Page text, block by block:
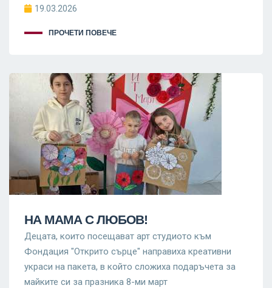
19.03.2026
ПРОЧЕТИ ПОВЕЧЕ
НА МАМА С ЛЮБОВ!
Децата, които посещават арт студиото към
Фондация "Открито сърце" направиха креативни
украси на пакета, в който сложиха подаръчета за
майките си за празника 8-ми март